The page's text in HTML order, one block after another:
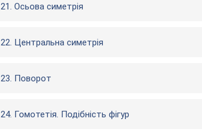
21. Осьова симетрія
22. Центральна симетрія
23. Поворот
24. Гомотетія. Подібність фігур